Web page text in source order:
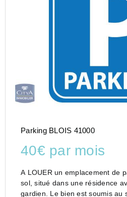
Parking BLOIS 41000
40€ par mois
A LOUER un emplacement de
sol, situé dans une résidence
gardien. Le bien est